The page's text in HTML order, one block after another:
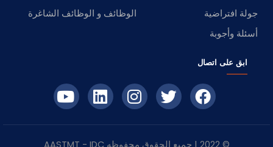
جولة افتراضية
الوظائف و الوظائف الشاغرة
أسئلة وأجوبة
ابق على اتصال
© 2022 | جميع الحقوق محفوظه IDC
- AASTMT